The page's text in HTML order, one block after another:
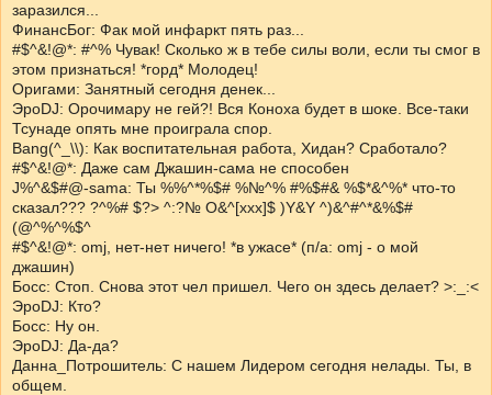
заразился...
ФинансБог: Фак мой инфаркт пять раз...
#$^&!@*: #^% Чувак! Сколько ж в тебе силы воли, если ты смог в
этом признаться! *горд* Молодец!
Оригами: Занятный сегодня денек...
ЭроDJ: Орочимару не гей?! Вся Коноха будет в шоке. Все-таки
Тсунаде опять мне проиграла спор.
Bang(^_\\): Как воспитательная работа, Хидан? Сработало?
#$^&!@*: Даже сам Джашин-сама не способен
J%^&$#@-sama: Ты %%^*%$# %№^% #%$#& %$*&^%* что-то
сказал??? ?^%# $?> ^:?№ O&^[xxx]$ )Y&Y ^)&^#^*&%$#
(@^%^%$^
#$^&!@*: omj, нет-нет ничего! *в ужасе* (п/а: omj - о мой
джашин)
Босс: Стоп. Снова этот чел пришел. Чего он здесь делает? >:_:<
ЭроDJ: Кто?
Босс: Ну он.
ЭроDJ: Да-да?
Данна_Потрошитель: С нашем Лидером сегодня нелады. Ты, в
общем.